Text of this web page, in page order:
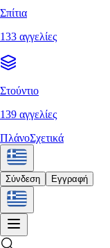
Σπίτια
133 αγγελίες
Στούντιο
139 αγγελίες
ΠλάνοΣχετικά
Σύνδεση Εγγραφή